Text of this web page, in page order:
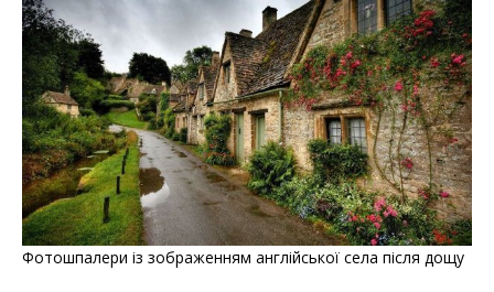
Фотошпалери із зображенням англійської села після дощу